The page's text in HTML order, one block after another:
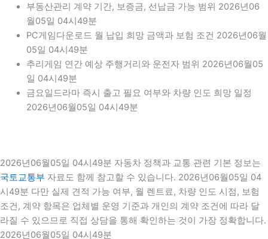
부동산관리 계약 기간, 보증금, 선납금 가능 범위 2026년06
월05일 04시49분
PC게임다운로드 월 납입 희망 금액과 보험 조건 2026년06월
05일 04시49분
추리게임 연간 예상 주행거리와 운전자 범위 2026년06월05
일 04시49분
금요일드라마 즉시 출고 필요 여부와 차량 인도 희망 일정
2026년06월05일 04시49분
2026년06월05일 04시49분 자동차 정책과 교통 관련 기본 정보는
국토교통부 자료도 함께 참고할 수 있습니다. 2026년06월05일 04
시49분 다만 실제 견적 가능 여부, 월 렌트료, 차량 인도 시점, 보험
조건, 계약 항목은 업체별 운영 기준과 개인의 계약 조건에 따라 달
라질 수 있으므로 직접 상담을 통해 확인하는 것이 가장 정확합니다.
2026년06월05일 04시49분